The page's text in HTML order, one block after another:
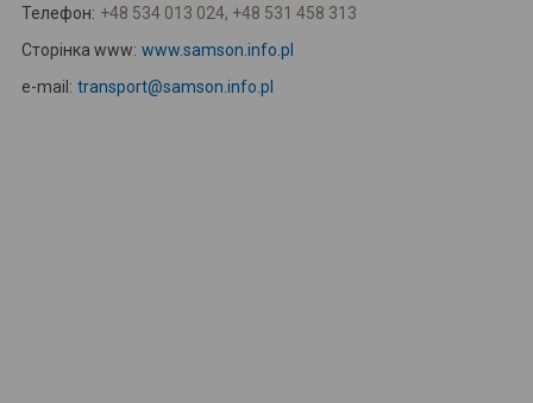
Телефон: +48 534 013 024, +48 531 458 313
Сторінка www: www.samson.info.pl
e-mail: transport@samson.info.pl